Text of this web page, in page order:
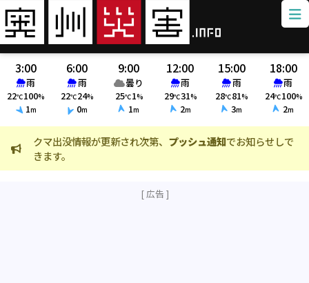
3:00
雨
22℃100%
1m
6:00
雨
22℃24%
0m
9:00
曇り
25℃1%
1m
12:00
雨
29℃31%
2m
15:00
雨
28℃81%
3m
18:00
雨
24℃100%
2m
クマ出没情報が更新され次第、 プッシュ通知でお知らせしで
きます。